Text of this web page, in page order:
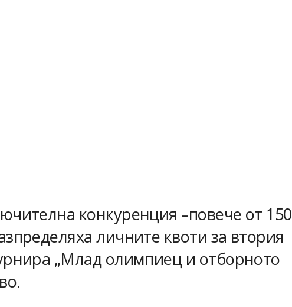
конкуренция –повече от 150
личните квоти за втория
„Млад олимпиец и отборното